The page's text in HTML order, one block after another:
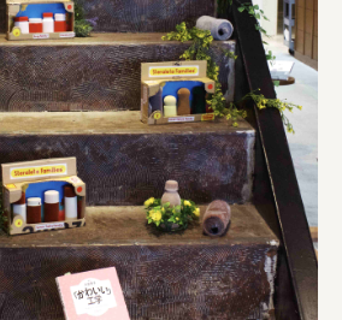
喜研究所
式会社
ニシア